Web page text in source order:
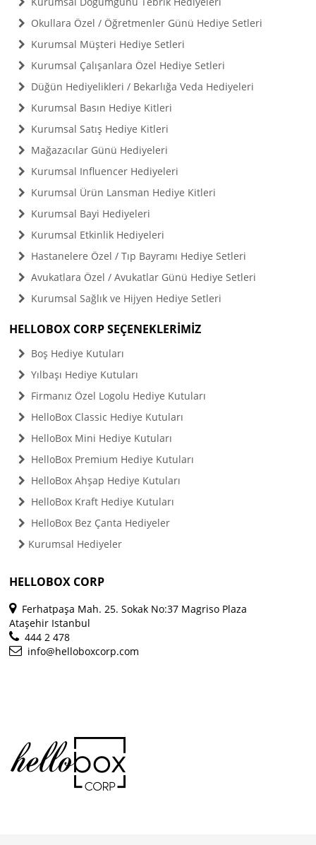
Okullara Özel / Öğretmenler Günü Hediye Setleri
Kurumsal Müşteri Hediye Setleri
Kurumsal Çalışanlara Özel Hediye Setleri
Düğün Hediyelikleri / Bekarlığa Veda Hediyeleri
Kurumsal Basın Hediye Kitleri
Kurumsal Satış Hediye Kitleri
Mağazacılar Günü Hediyeleri
Kurumsal Influencer Hediyeleri
Kurumsal Ürün Lansman Hediye Kitleri
Kurumsal Bayi Hediyeleri
Kurumsal Etkinlik Hediyeleri
Hastanelere Özel / Tıp Bayramı Hediye Setleri
Avukatlara Özel / Avukatlar Günü Hediye Setleri
Kurumsal Sağlık ve Hijyen Hediye Setleri
HELLOBOX CORP SEÇENEKLERİMİZ
Boş Hediye Kutuları
Yılbaşı Hediye Kutuları
Firmanız Özel Logolu Hediye Kutuları
HelloBox Classic Hediye Kutuları
HelloBox Mini Hediye Kutuları
HelloBox Premium Hediye Kutuları
HelloBox Ahşap Hediye Kutuları
HelloBox Kraft Hediye Kutuları
HelloBox Bez Çanta Hediyeler
Kurumsal Hediyeler
HELLOBOX CORP
Ferhatpaşa Mah. 25. Sokak No:37 Magriso Plaza
Ataşehir Istanbul
444 2 478
info@helloboxcorp.com